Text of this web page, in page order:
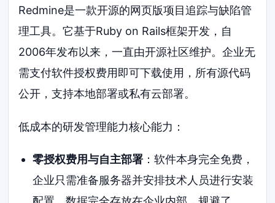
Redmine是一款开源的网页版项目追踪与缺陷管
理工具。它基于Ruby on Rails框架开发，自
2006年发布以来，一直由开源社区维护。企业无
需支付软件授权费用即可下载使用，所有源代码
公开，支持本地部署或私有云部署。
低成本的研发管理能力核心能力：
零授权费用与自主部署：软件本身完全免费，
企业只需准备服务器并安排技术人员进行安装